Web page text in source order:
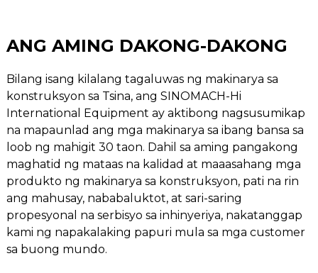
ANG AMING DAKONG-DAKONG
Bilang isang kilalang tagaluwas ng makinarya sa
konstruksyon sa Tsina, ang SINOMACH-Hi
International Equipment ay aktibong nagsusumikap
na mapaunlad ang mga makinarya sa ibang bansa sa
loob ng mahigit 30 taon. Dahil sa aming pangakong
maghatid ng mataas na kalidad at maaasahang mga
produkto ng makinarya sa konstruksyon, pati na rin
ang mahusay, nababaluktot, at sari-saring
propesyonal na serbisyo sa inhinyeriya, nakatanggap
kami ng napakalaking papuri mula sa mga customer
sa buong mundo.